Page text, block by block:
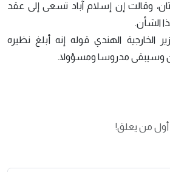
وقالت إن إسلام آباد تسعى إلى عقد
الشأن.
الخارجية الهندي قوله إنه أبلغ نظيره
وسيبقى مدروسا ومسؤولا.
أول من يعلق!